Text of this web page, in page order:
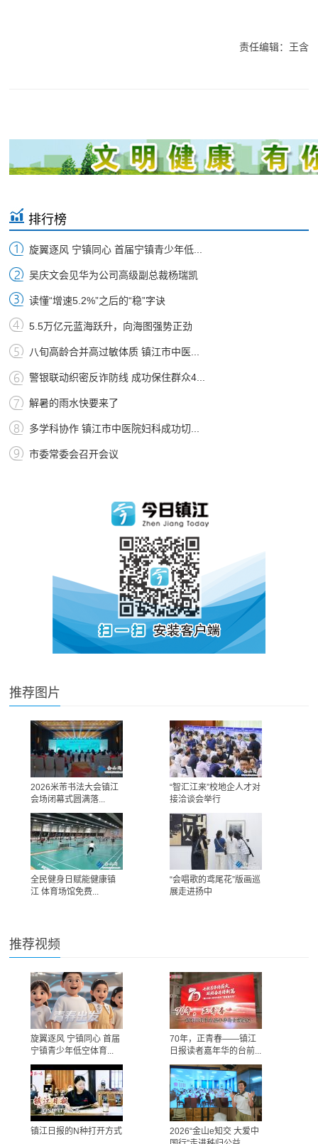
责任编辑：王含
排行榜
旋翼逐风 宁镇同心 首届宁镇青少年低...
吴庆文会见华为公司高级副总裁杨瑞凯
读懂“增速5.2%”之后的“稳”字诀
5.5万亿元蓝海跃升，向海图强势正劲
八旬高龄合并高过敏体质 镇江市中医...
警银联动织密反诈防线 成功保住群众4...
解暑的雨水快要来了
多学科协作 镇江市中医院妇科成功切...
市委常委会召开会议
推荐图片
2026米芾书法大会镇江
会场闭幕式圆满落...
“智汇江来”校地企人才对
接洽谈会举行
全民健身日赋能健康镇
江 体育场馆免费...
“会唱歌的鸢尾花”版画巡
展走进扬中
推荐视频
旋翼逐风 宁镇同心 首届
宁镇青少年低空体育...
70年，正青春——镇江
日报读者嘉年华的台前...
镇江日报的N种打开方式
2026“金山e知交 大爱中